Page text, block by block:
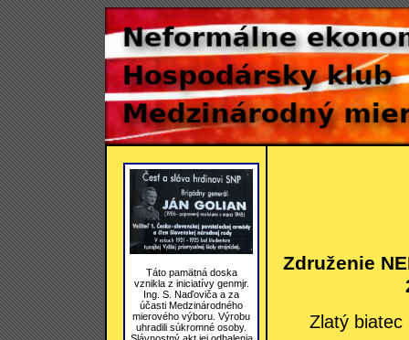
Táto pamätná doska
vznikla z iniciatívy genmjr.
Ing. S. Naďoviča a za
účasti Medzinárodného
mierového výboru. Výrobu
uhradili súkromné osoby.
Združenie
Zlatý biatec